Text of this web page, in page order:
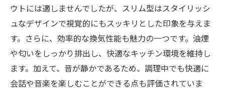
ウトには適しませんでしたが、スリム型はスタイリッシ
ュなデザインで視覚的にもスッキリとした印象を与えま
す。さらに、効率的な換気性能も魅力の一つです。油煙
や匂いをしっかり排出し、快適なキッチン環境を維持し
ます。加えて、音が静かであるため、調理中でも快適に
会話や音楽を楽しむことができる点も評価されていま